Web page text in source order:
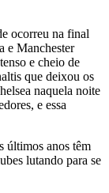
ocorreu na final
e Manchester
e cheio de
que deixou os
naquela noite
e essa
últimos anos têm
lutando para se